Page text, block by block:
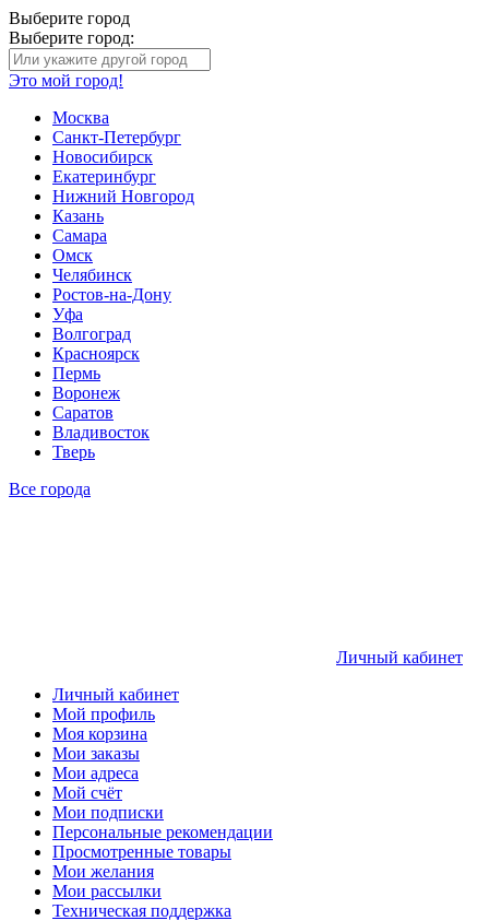
Выберите город
Выберите город:
Это мой город!
Москва
Санкт-Петербург
Новосибирск
Екатеринбург
Нижний Новгород
Казань
Самара
Омск
Челябинск
Ростов-на-Дону
Уфа
Волгоград
Красноярск
Пермь
Воронеж
Саратов
Владивосток
Тверь
Все города
Личный кабинет
Личный кабинет
Мой профиль
Моя корзина
Мои заказы
Мои адреса
Мой счёт
Мои подписки
Персональные рекомендации
Просмотренные товары
Мои желания
Мои рассылки
Техническая поддержка